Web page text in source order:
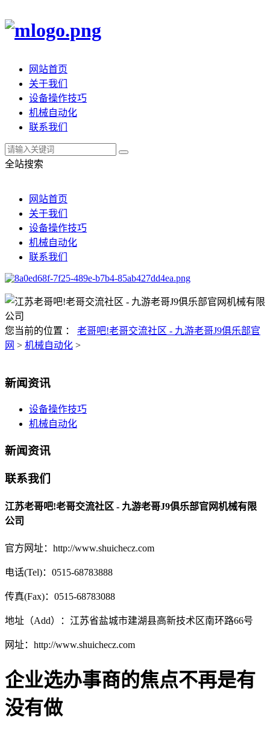
网站首页
关于我们
设备操作技巧
机械自动化
联系我们
全站搜索
网站首页
关于我们
设备操作技巧
机械自动化
联系我们
您当前的位置 ： 老哥吧!老哥交流社区 - 九游老哥J9俱乐部官
网 > 机械自动化 >
新闻资讯
设备操作技巧
机械自动化
新闻资讯
联系我们
江苏老哥吧!老哥交流社区 - 九游老哥J9俱乐部官网机械有限
公司
官方网址：http://www.shuichecz.com
电话(Tel)：0515-68783888
传真(Fax)：0515-68783088
地址（Add）：江苏省盐城市建湖县高新技术区南环路66号
网址：http://www.shuichecz.com
企业选办事商的焦点不再是有
没有做